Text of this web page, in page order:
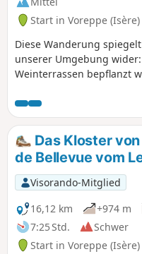
Start in Voreppe (Isère)
Diese Wanderung
unserer Umgebung
Weinterrassen bepflanzt
Malsouche. Beim Abstieg
Zugangsweg nach
Vergangenheit von
Zementsteinbrüche
Wanderwege der
die für Berg- und
(herabfallende Äste,
entlang der Felsen).
Das Kloster
de Bellevue vom
Visorando-Mitglied
16,12 km
+974 m
7:25 Std.
Schwer
Start in Voreppe (Isère)